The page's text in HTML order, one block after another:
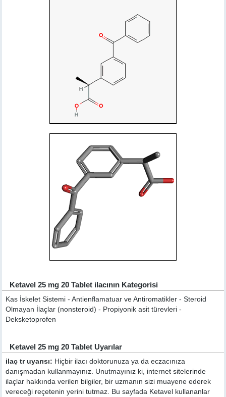
Ketavel 25 mg 20 Tablet ilacının Kategorisi
Kas İskelet Sistemi - Antienflamatuar ve Antiromatikler - Steroid
Olmayan İlaçlar (nonsteroid) - Propiyonik asit türevleri -
Deksketoprofen
Ketavel 25 mg 20 Tablet Uyarılar
ilaç tr uyarısı: Hiçbir ilacı doktorunuza ya da eczacınıza
danışmadan kullanmayınız. Unutmayınız ki, internet sitelerinde
ilaçlar hakkında verilen bilgiler, bir uzmanın sizi muayene ederek
vereceği reçetenin yerini tutmaz. Bu sayfada Ketavel kullananlar